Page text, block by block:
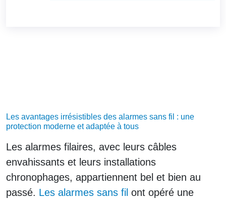
Les avantages irrésistibles des alarmes sans fil : une
protection moderne et adaptée à tous
Les alarmes filaires, avec leurs câbles
envahissants et leurs installations
chronophages, appartiennent bel et bien au
passé. Les alarmes sans fil ont opéré une